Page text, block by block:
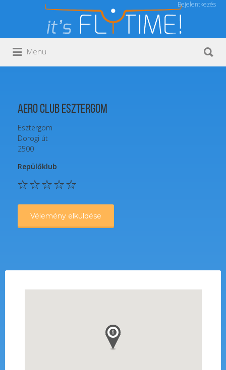
Bejelentkezés
Keresés:
Menu
Aero Club Esztergom
Esztergom
Dorogi út
2500
Repülőklub
Vélemény elküldése